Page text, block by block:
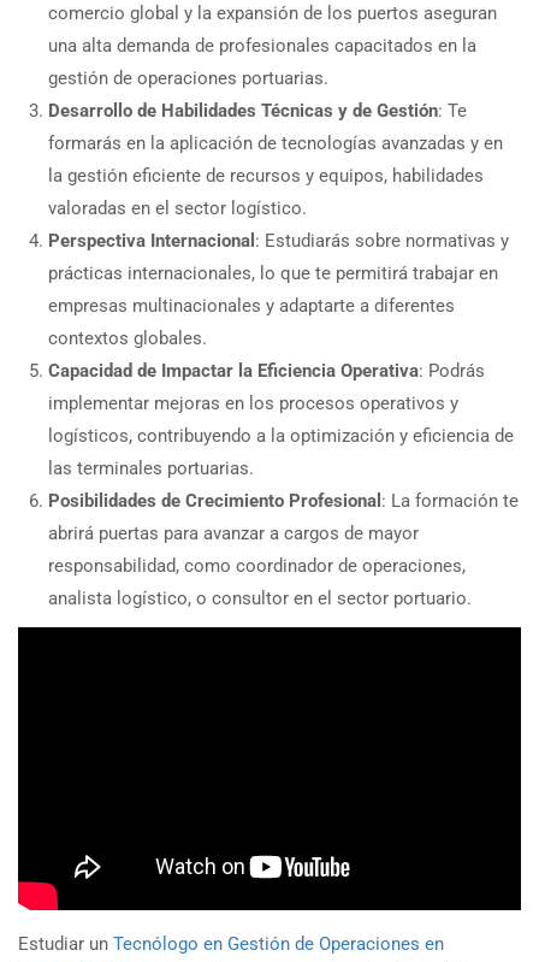
comercio global y la expansión de los puertos aseguran
una alta demanda de profesionales capacitados en la
gestión de operaciones portuarias.
Desarrollo de Habilidades Técnicas y de Gestión: Te
formarás en la aplicación de tecnologías avanzadas y en
la gestión eficiente de recursos y equipos, habilidades
valoradas en el sector logístico.
Perspectiva Internacional : Estudiarás sobre normativas y
prácticas internacionales, lo que te permitirá trabajar en
empresas multinacionales y adaptarte a diferentes
contextos globales.
Capacidad de Impactar la Eficiencia Operativa: Podrás
implementar mejoras en los procesos operativos y
logísticos, contribuyendo a la optimización y eficiencia de
las terminales portuarias.
Posibilidades de Crecimiento Profesional : La formación te
abrirá puertas para avanzar a cargos de mayor
responsabilidad, como coordinador de operaciones,
analista logístico, o consultor en el sector portuario.
Estudiar un Tecnólogo en Gestión de Operaciones en